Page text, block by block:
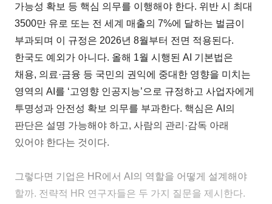
가능성 확보 등 핵심 의무를 이행해야 한다. 위반 시 최대
3500만 유로 또는 전 세계 매출의 7%에 달하는 벌금이
부과되며 이 규정은 2026년 8월부터 전면 적용된다.
한국도 예외가 아니다. 올해 1월 시행된 AI 기본법은
채용, 의료·금융 등 국민의 권익에 중대한 영향을 미치는
영역의 AI를 ‘고영향 인공지능’으로 규정하고 사업자에게
투명성과 안전성 확보 의무를 부과한다. 핵심은 AI의
판단은 설명 가능해야 하고, 사람의 관리·감독 아래
있어야 한다는 것이다.
그렇다면 기업은 HR에서 AI의 역할을 어떻게 설계해야
할까. 전략적 HR 연구자들은 두 가지 질문을 제시한다.